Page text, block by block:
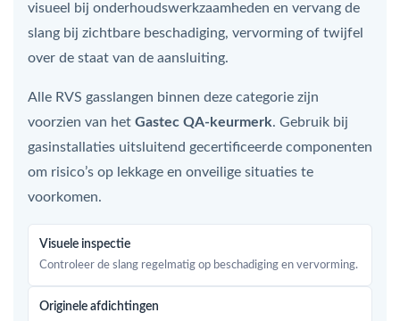
visueel bij onderhoudswerkzaamheden en vervang de
slang bij zichtbare beschadiging, vervorming of twijfel
over de staat van de aansluiting.
Alle RVS gasslangen binnen deze categorie zijn
voorzien van het Gastec QA-keurmerk. Gebruik bij
gasinstallaties uitsluitend gecertificeerde componenten
om risico’s op lekkage en onveilige situaties te
voorkomen.
Visuele inspectie
Controleer de slang regelmatig op beschadiging en vervorming.
Originele afdichtingen